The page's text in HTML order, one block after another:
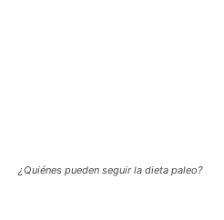
¿Quiénes pueden seguir la dieta paleo?